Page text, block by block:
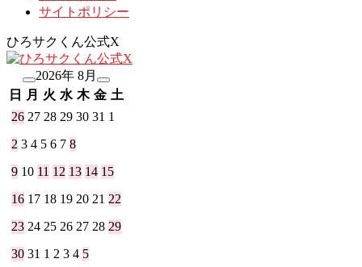
サイトポリシー
ひろサクくん公式X
2026年 8月
日
月 火 水 木 金 土
26 27 28 29 30 31 1
2 3 4 5 6 7 8
9 10 11 12 13 14 15
16 17 18 19 20 21 22
23 24 25 26 27 28 29
30 31 1 2 3 4 5